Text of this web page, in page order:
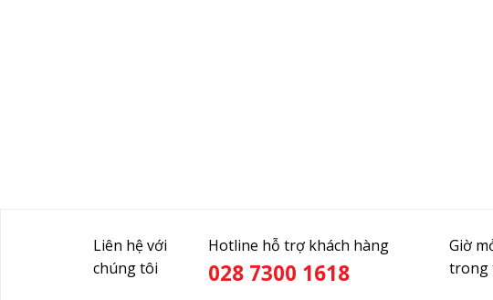
Liên hệ với
chúng tôi
Hotline hỗ trợ khách hàng
028 7300 1618
Giờ
trong